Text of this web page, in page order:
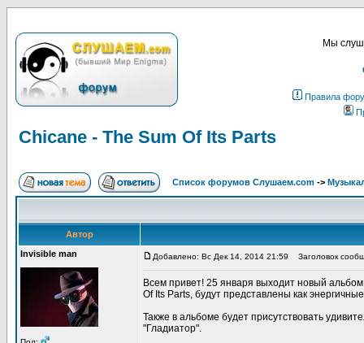
Мы
Правила
Chicane - The Sum Of Its Parts
Список форумов Слушаем.com ->
Автор
Invisible man
Добавлено: Вс Дек 14, 2014 21:59 Заголовок
Всем привет! 25 января выходит новый
Of Its Parts, будут представлены как
Также в альбоме будет присутствовать
"Гладиатор".